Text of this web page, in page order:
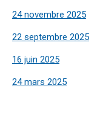
24 novembre 2025
22 septembre 2025
16 juin 2025
24 mars 2025